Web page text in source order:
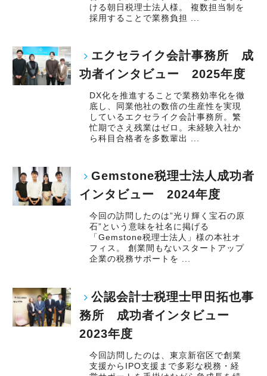
ける朝日税理士法人様。 複数担当制を
採用することで業務負担 ...
エクセライク会計事務所 成
功者インタビュー 2025年度
DX化を推進することで業務効率化を徹
底し、同業他社の数倍の生産性を実現
しているエクセライク会計事務所。繁
忙期でさえ残業はゼロ。未経験入社か
ら科目合格者を多数輩出 ...
Gemstone税理士法人成功者
インタビュー 2024年度
今回の訪問したのは”光り輝く宝石の原
石”という意味を社名に掲げる
「Gemstone税理士法人」様の本社オ
フィス。 創業間もないスタートアップ
企業の税務サポートを ...
公認会計士税理士甲田拓也事
務所 成功者インタビュー
2023年度
今回訪問したのは、東京新宿区で創業
支援からIPO支援まで多彩な税務・経